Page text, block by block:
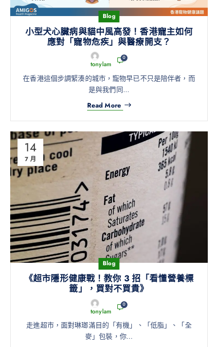
Blog
小型犬心臟病與貓中風高發！香港寵主如何
應對「寵物危疾」與醫療開支？
tonylam
0
在香港這個步調緊湊的城市，寵物早已不只是陪伴者，而
是與我們同…
Read More
14
7 月
Blog
《超市隱形健康戰！教你 3 招「看懂營養標
籤」，買對不買貴》
tonylam
0
走進超市，面對琳瑯滿目的「有機」、「低脂」、「全
麥」包裝，你…